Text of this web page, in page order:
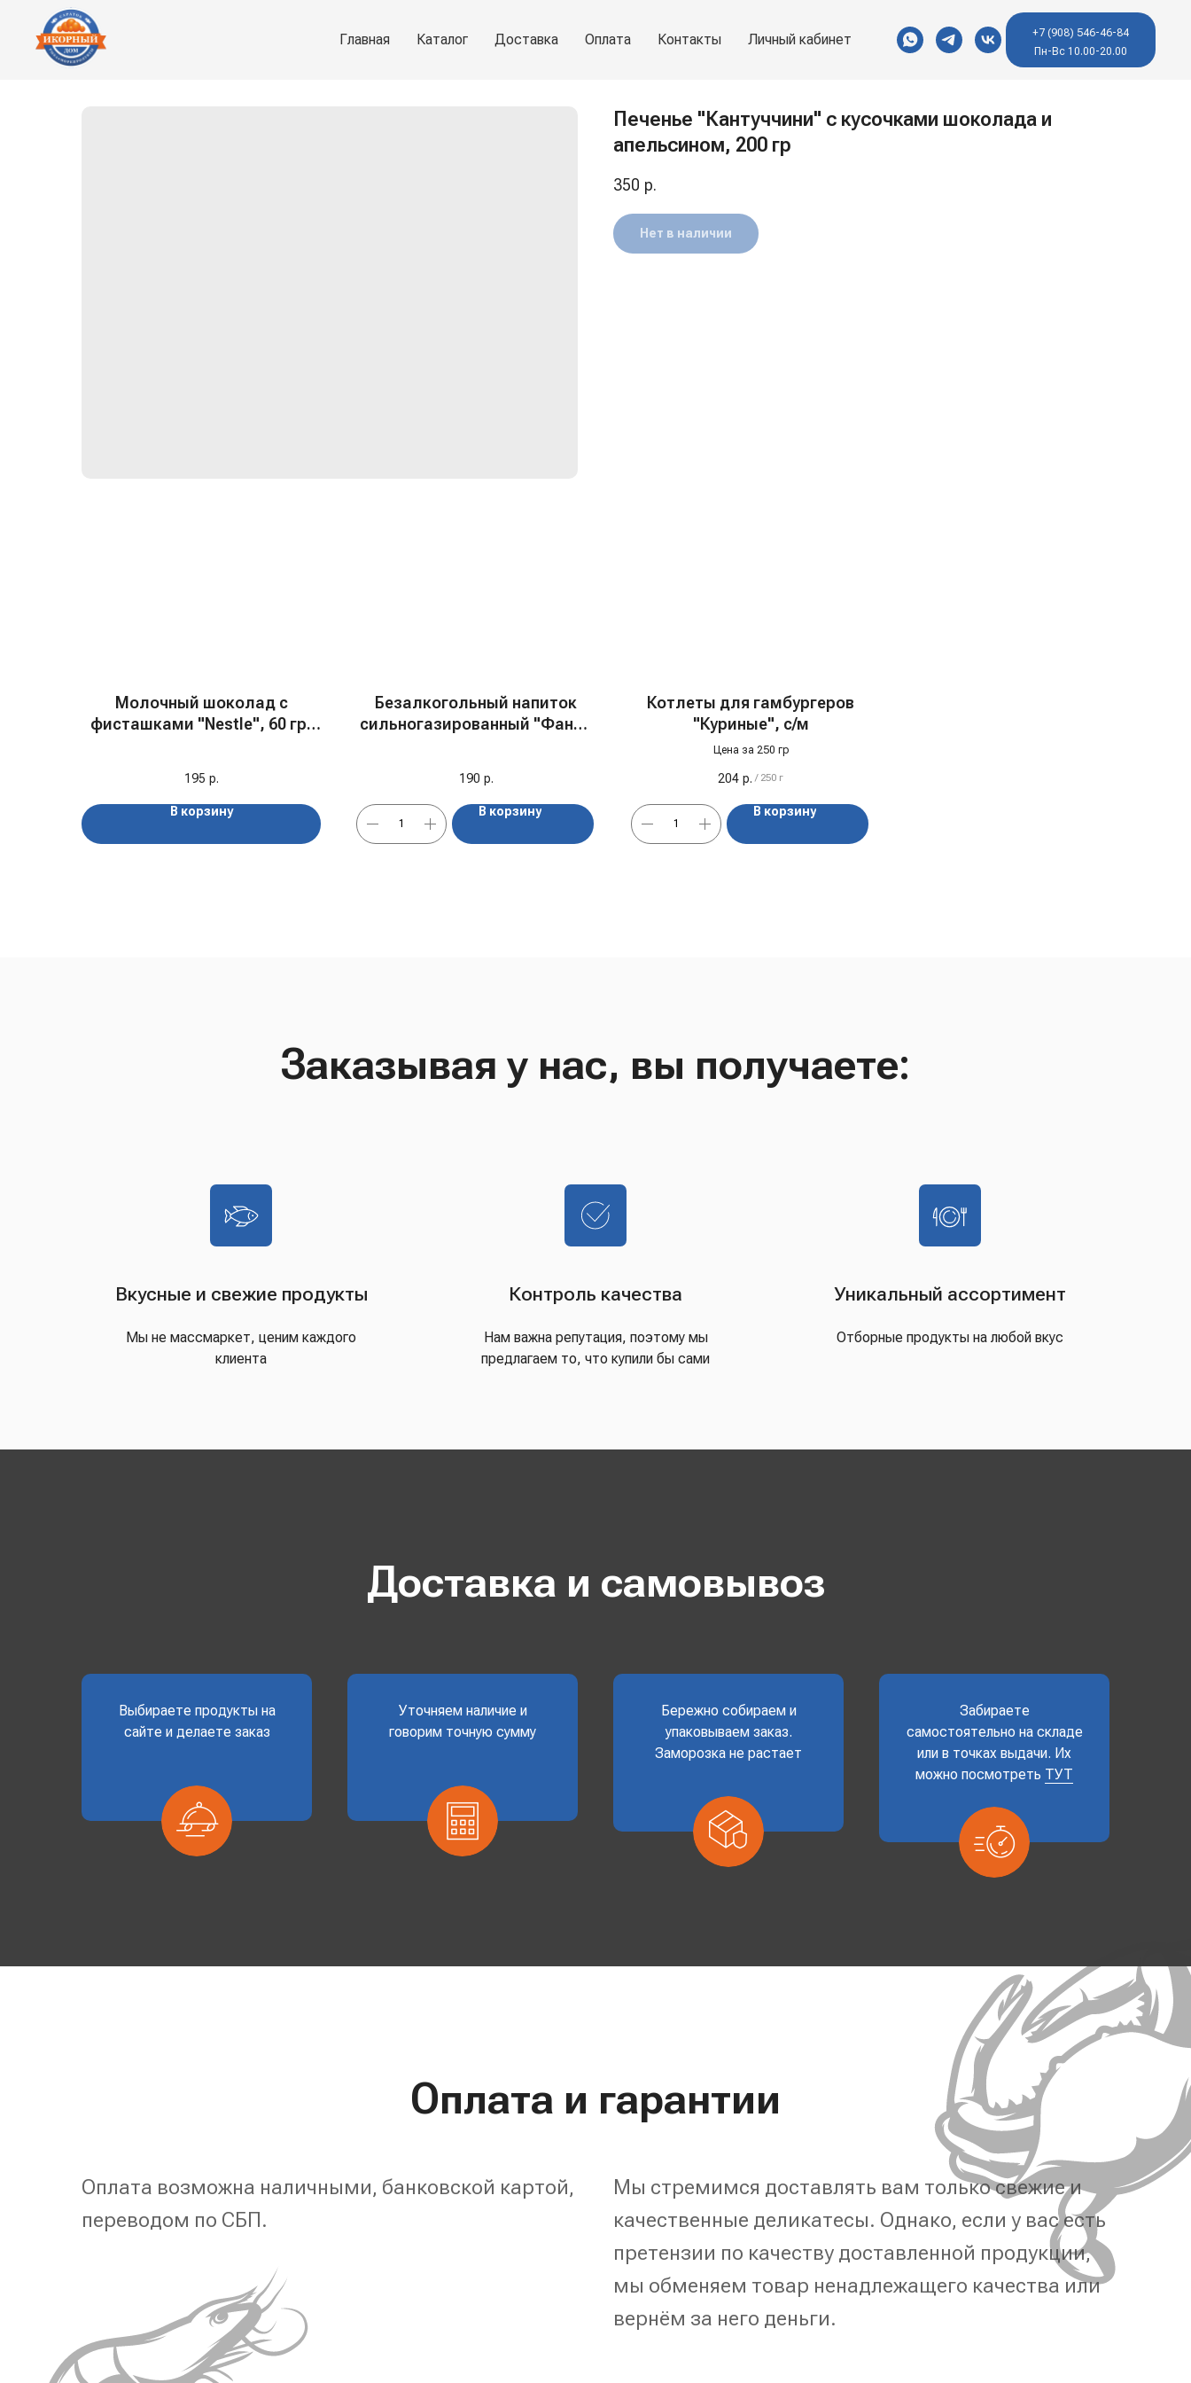
Главная Каталог Доставка Оплата Контакты Личный кабинет
+7 (908) 546-46-84
Пн-Вс 10.00-20.00
Печенье "Кантуччини" с кусочками шоколада и
апельсином, 200 гр
350 р.
Нет в наличии
Молочный шоколад с
фисташками "Nestle", 60 гр,
195 р.
В корзину
Безалкогольный напиток
сильногазированный "Фанта
190 р.
В корзину
Котлеты для гамбургеров
"Куриные", с/м
Цена за 250 гр
204 р. / 250 г
В корзину
Заказывая у нас, вы получаете:
Вкусные и свежие продукты
Мы не массмаркет, ценим каждого
клиента
Контроль качества
Нам важна репутация, поэтому мы
предлагаем то, что купили бы сами
Уникальный ассортимент
Отборные продукты на любой вкус
Доставка и самовывоз
Выбираете продукты на
сайте и делаете заказ
Уточняем наличие и
говорим точную сумму
Бережно собираем и
упаковываем заказ.
Заморозка не растает
Забираете
самостоятельно на складе
или в точках выдачи. Их
можно посмотреть ТУТ
Оплата и гарантии
Оплата возможна наличными, банковской картой,
переводом по СБП.
Мы стремимся доставлять вам только свежие и
качественные деликатесы. Однако, если у вас есть
претензии по качеству доставленной продукции,
мы обменяем товар ненадлежащего качества или
вернём за него деньги.